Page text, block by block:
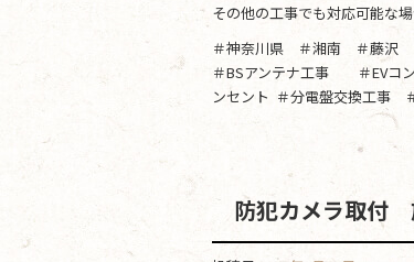
その他の工事でも対応可能な
＃神奈川県 ＃湘南 ＃藤沢
＃BSアンテナ工事 ＃EVコ
ンセント ＃分電盤交換工
防犯カメラ取